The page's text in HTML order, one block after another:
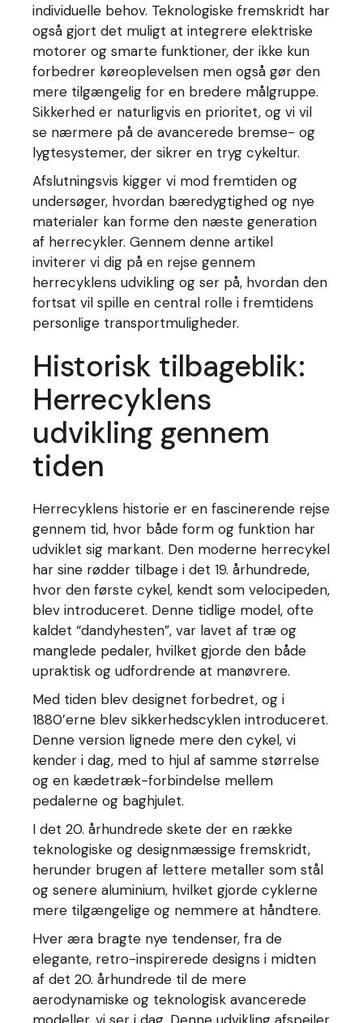
individuelle behov. Teknologiske fremskridt har
også gjort det muligt at integrere elektriske
motorer og smarte funktioner, der ikke kun
forbedrer køreoplevelsen men også gør den
mere tilgængelig for en bredere målgruppe.
Sikkerhed er naturligvis en prioritet, og vi vil
se nærmere på de avancerede bremse- og
lygtesystemer, der sikrer en tryg cykeltur.
Afslutningsvis kigger vi mod fremtiden og
undersøger, hvordan bæredygtighed og nye
materialer kan forme den næste generation
af herrecykler. Gennem denne artikel
inviterer vi dig på en rejse gennem
herrecyklens udvikling og ser på, hvordan den
fortsat vil spille en central rolle i fremtidens
personlige transportmuligheder.
Historisk tilbageblik:
Herrecyklens
udvikling gennem
tiden
Herrecyklens historie er en fascinerende rejse
gennem tid, hvor både form og funktion har
udviklet sig markant. Den moderne herrecykel
har sine rødder tilbage i det 19. århundrede,
hvor den første cykel, kendt som velocipeden,
blev introduceret. Denne tidlige model, ofte
kaldet “dandyhesten”, var lavet af træ og
manglede pedaler, hvilket gjorde den både
upraktisk og udfordrende at manøvrere.
Med tiden blev designet forbedret, og i
1880’erne blev sikkerhedscyklen introduceret.
Denne version lignede mere den cykel, vi
kender i dag, med to hjul af samme størrelse
og en kædetræk-forbindelse mellem
pedalerne og baghjulet.
I det 20. århundrede skete der en række
teknologiske og designmæssige fremskridt,
herunder brugen af lettere metaller som stål
og senere aluminium, hvilket gjorde cyklerne
mere tilgængelige og nemmere at håndtere.
Hver æra bragte nye tendenser, fra de
elegante, retro-inspirerede designs i midten
af det 20. århundrede til de mere
aerodynamiske og teknologisk avancerede